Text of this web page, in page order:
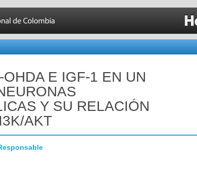
E IGF-1 EN UN
Y SU RELACIÓN
AKT